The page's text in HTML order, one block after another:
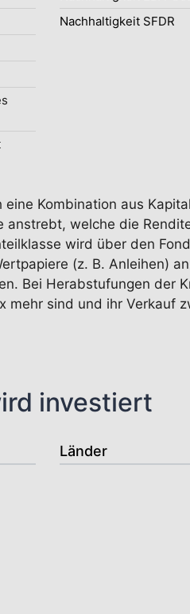
Nachhaltigkeit SFDR
Kombination aus
welche die
wird über den
(z. B. Anleihen)
Bei Herabstufungen der
mehr sind und ihr Verkauf
investiert
Länder